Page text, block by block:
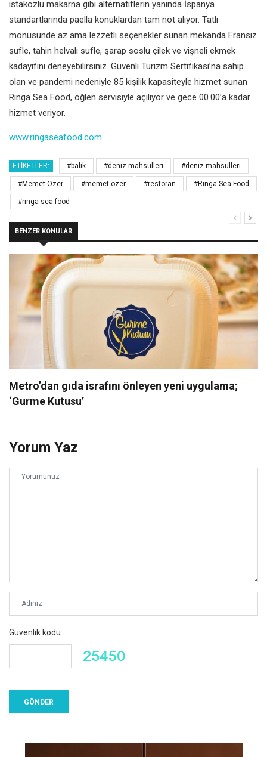
ıstakozlu makarna gibi alternatiflerin yanında İspanya
standartlarında paella konuklardan tam not alıyor. Tatlı
mönüsünde az ama lezzetli seçenekler sunan mekanda Fransız
sufle, tahin helvalı sufle, şarap soslu çilek ve vişneli ekmek
kadayıfını deneyebilirsiniz. Güvenli Turizm Sertifikası’na sahip
olan ve pandemi nedeniyle 85 kişilik kapasiteyle hizmet sunan
Ringa Sea Food, öğlen servisiyle açılıyor ve gece 00.00’a kadar
hizmet veriyor.
www.ringaseafood.com
ETIKETLER: #balık #deniz mahsulleri #deniz-mahsulleri
#Memet Özer #memet-ozer #restoran #Ringa Sea Food
#ringa-sea-food
BENZER KONULAR
Metro’dan gıda israfını önleyen yeni uygulama;
‘Gurme Kutusu’
Yorum Yaz
Güvenlik kodu: